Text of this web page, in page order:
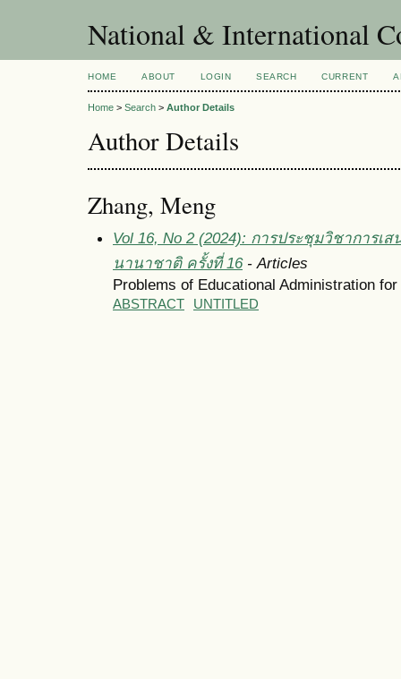
National & International
HOME ABOUT LOGIN SEARCH CURRENT
Home > Search > Author Details
Author Details
Zhang, Meng
Vol 16, No 2 (2024): การประชุมวิชาการเ
นานาชาติ ครั้งที่ 16- Articles
Problems of Educational Administration
ABSTRACT UNTITLED